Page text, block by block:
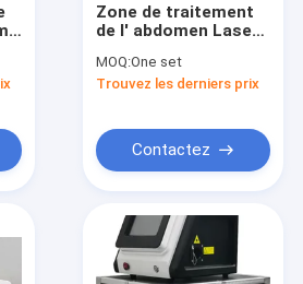
Zone de traitement
de l' abdomen Laser
machine laser à fibre
de diode
MOQ:One set
Trouvez les derniers prix
Contactez